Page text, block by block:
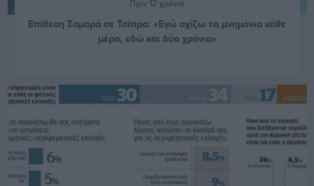
Πριν 12 χρόνια
Επίθεση Σαμαρά σε Τσίπρα: «Εγώ σχίζω τα μνημόνια κάθε
μέρα, εδώ και δύο χρόνια»